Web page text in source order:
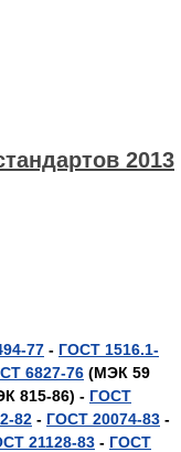
2013
77 - ГОСТ 1516.1-
6827-76 (МЭК 59
815-86) - ГОСТ
82 - ГОСТ 20074-83 -
21128-83 - ГОСТ